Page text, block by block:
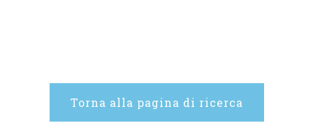
Torna alla pagina di ricerca